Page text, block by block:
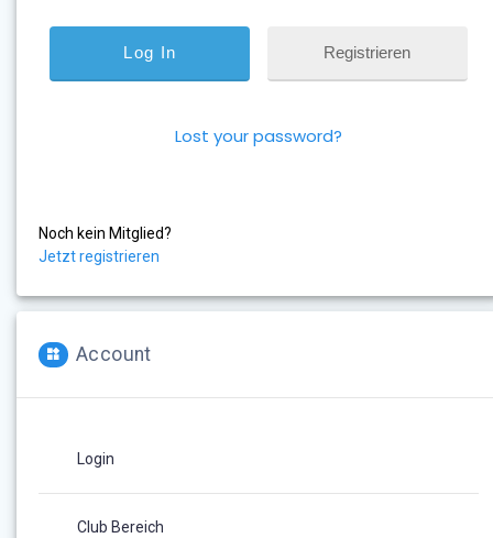
Registrieren
Lost your password?
Noch kein Mitglied?
Jetzt registrieren
Account
Login
Club Bereich